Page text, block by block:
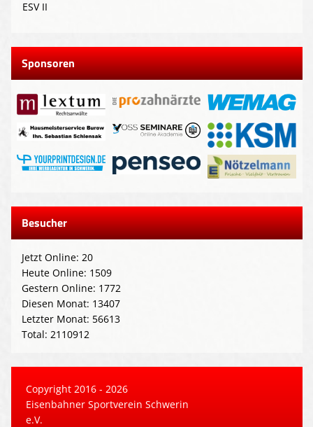
ESV II
Sponsoren
Besucher
Jetzt Online: 20
Heute Online: 1509
Gestern Online: 1772
Diesen Monat: 13407
Letzter Monat: 56613
Total: 2110912
Copyright 2016 - 2026
Eisenbahner Sportverein Schwerin
e.V.